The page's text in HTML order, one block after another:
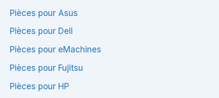
Pièces pour Asus
Pièces pour Dell
Pièces pour eMachines
Pièces pour Fujitsu
Pièces pour HP